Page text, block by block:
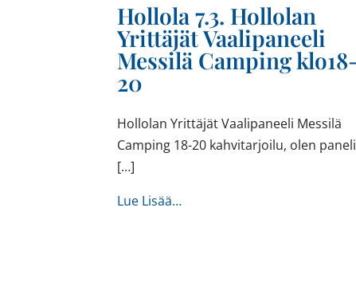
Hollola 7.3. Hollolan
Yrittäjät Vaalipaneeli
Messilä Camping
20
Hollolan Yrittäjät Vaalipaneeli Messilä
Camping 18-20 kahvitarjoilu, olen
[…]
Lue Lisää…from Hollola 7.3. Hollolan